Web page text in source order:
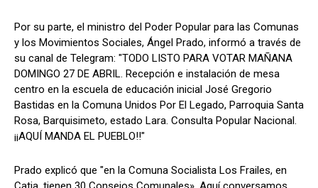
Por su parte, el ministro del Poder Popular para las Comunas
y los Movimientos Sociales, Ángel Prado, informó a través de
su canal de Telegram: "TODO LISTO PARA VOTAR MAÑANA
DOMINGO 27 DE ABRIL. Recepción e instalación de mesa
centro en la escuela de educación inicial José Gregorio
Bastidas en la Comuna Unidos Por El Legado, Parroquia Santa
Rosa, Barquisimeto, estado Lara. Consulta Popular Nacional.
¡¡AQUÍ MANDA EL PUEBLO!!"
Prado explicó que "en la Comuna Socialista Los Frailes, en